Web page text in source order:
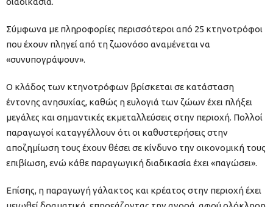
Σύμφωνα με πληροφορίες περισσότεροι από 25 κτηνοτρόφοι
που έχουν πληγεί από τη ζωονόσο αναμένεται να
«συνυπογράψουν».
Ο κλάδος των κτηνοτρόφων βρίσκεται σε κατάσταση
έντονης ανησυχίας, καθώς η ευλογιά των ζώων έχει πλήξει
μεγάλες και σημαντικές εκμεταλλεύσεις στην περιοχή. Πολλοί
παραγωγοί καταγγέλλουν ότι οι καθυστερήσεις στην
αποζημίωση τους έχουν θέσει σε κίνδυνο την οικονομική τους
επιβίωση, ενώ κάθε παραγωγική διαδικασία έχει «παγώσει».
Επίσης, η παραγωγή γάλακτος και κρέατος στην περιοχή έχει